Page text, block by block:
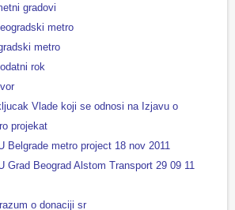
gradovi
metro
metro
rok
Vlade koji se odnosi na Izjavu o
projekat
Belgrade metro project 18 nov 2011
Grad Beograd Alstom Transport 29 09 11
o donaciji sr